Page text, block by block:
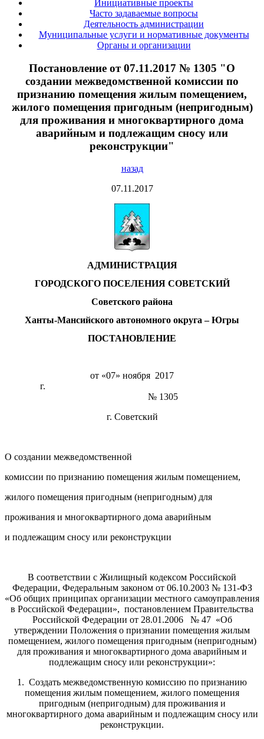
Инициативные проекты
Часто задаваемые вопросы
Деятельность администрации
Муниципальные услуги и нормативные документы
Органы и организации
Постановление от 07.11.2017 № 1305 "О
создании межведомственной комиссии по
признанию помещения жилым помещением,
жилого помещения пригодным (непригодным)
для проживания и многоквартирного дома
аварийным и подлежащим сносу или
реконструкции"
назад
07.11.2017
АДМИНИСТРАЦИЯ
ГОРОДСКОГО ПОСЕЛЕНИЯ СОВЕТСКИЙ
Советского района
Ханты-Мансийского автономного округа – Югры
ПОСТАНОВЛЕНИЕ
от «07» ноября 2017
г.
№ 1305
г. Советский
О создании межведомственной
комиссии по признанию помещения жилым помещением,
жилого помещения пригодным (непригодным) для
проживания и многоквартирного дома аварийным
и подлежащим сносу или реконструкции
В соответствии с Жилищный кодексом Российской
Федерации, Федеральным законом от 06.10.2003 № 131-ФЗ
«Об общих принципах организации местного самоуправления
в Российской Федерации», постановлением Правительства
Российской Федерации от 28.01.2006 № 47 «Об
утверждении Положения о признании помещения жилым
помещением, жилого помещения пригодным (непригодным)
для проживания и многоквартирного дома аварийным и
подлежащим сносу или реконструкции»:
1. Создать межведомственную комиссию по признанию
помещения жилым помещением, жилого помещения
пригодным (непригодным) для проживания и
многоквартирного дома аварийным и подлежащим сносу или
реконструкции.